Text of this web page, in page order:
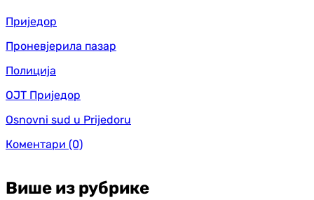
Приједор
Проневјерила пазар
Полиција
ОЈТ Приједор
Osnovni sud u Prijedoru
Коментари (0)
Више из рубрике